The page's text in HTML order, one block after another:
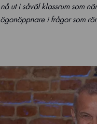
ut i såväl klassrum som
i frågor som